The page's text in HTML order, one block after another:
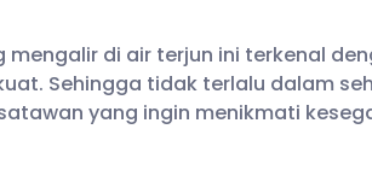
mengalir di air terjun ini terkenal
Sehingga tidak terlalu dalam
yang ingin menikmati